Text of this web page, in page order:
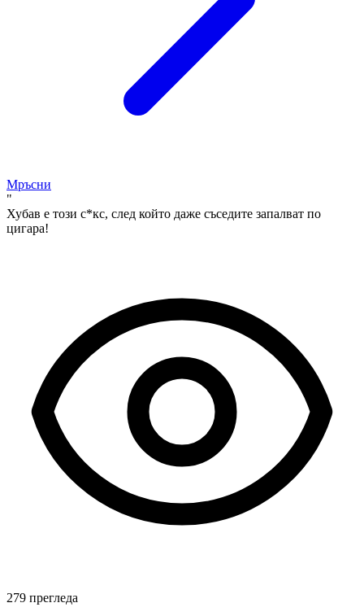
Мръсни
"
Хубав е този с*кс, след който даже съседите запалват по
цигара!
279 прегледа